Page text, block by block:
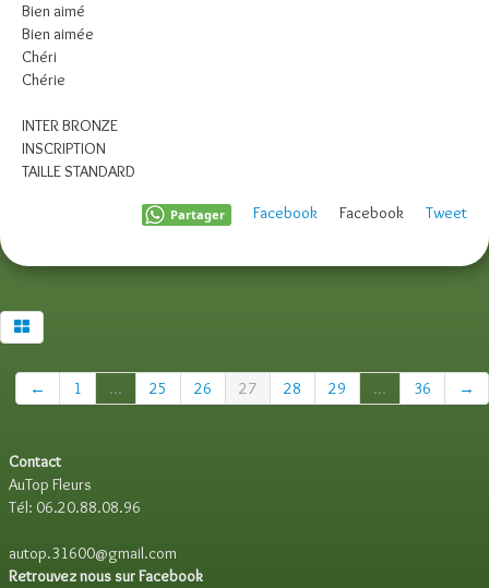
Bien aimé
Bien aimée
Chéri
Chérie
INTER BRONZE
INSCRIPTION
TAILLE STANDARD
Tweet
Facebook
Facebook
Partager
← 1 ... 25 26 27 28 29 ... 36 →
Contact
AuTop Fleurs
Tél: 06.20.88.08.96
autop.31600@gmail.com
Retrouvez nous sur Facebook